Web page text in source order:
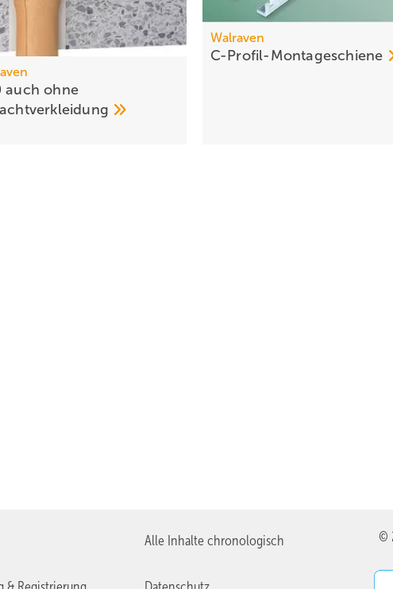
auch ohne
Walraven
C-Profil-Montageschiene
Alle Inhalte chronologisch ©